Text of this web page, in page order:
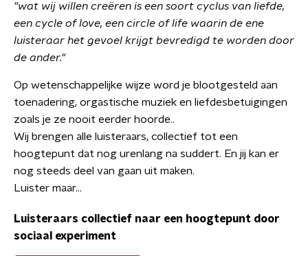
"wat wij willen creëren is een soort cyclus van liefde,
een cycle of love, een circle of life waarin de ene
luisteraar het gevoel krijgt bevredigd te worden door
de ander."
Op wetenschappelijke wijze word je blootgesteld aan
toenadering, orgastische muziek en liefdesbetuigingen
zoals je ze nooit eerder hoorde..
Wij brengen alle luisteraars, collectief tot een
hoogtepunt dat nog urenlang na suddert. En jij kan er
nog steeds deel van gaan uit maken.
Luister maar...
Luisteraars collectief naar een hoogtepunt door
sociaal experiment